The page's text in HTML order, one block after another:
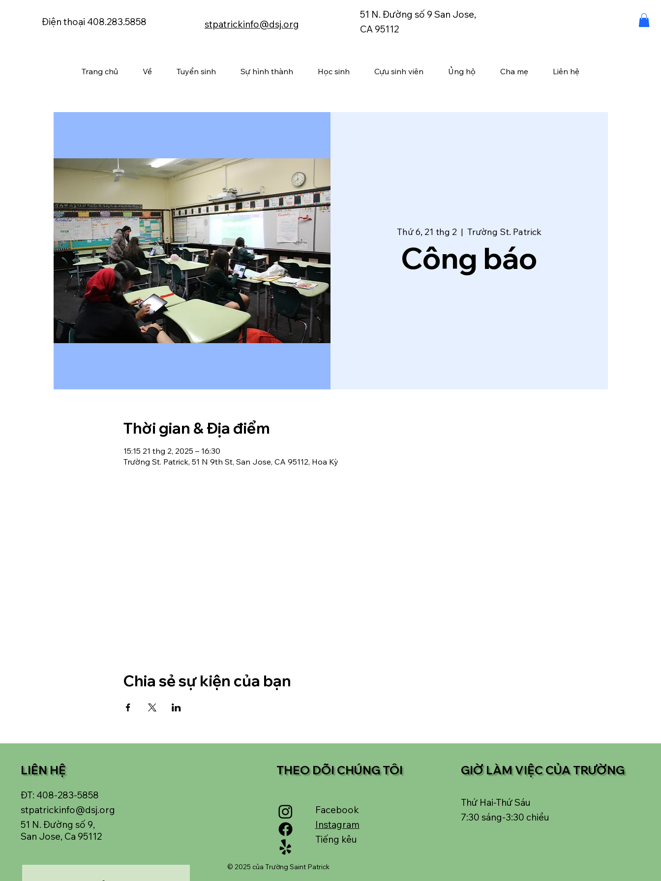
Điện thoại 408.283.5858 stpatrickinfo@dsj.org
51 N. Đường số 9 San Jose,
CA 95112
Trang chủ Về Tuyển sinh Sự hình thành Học sinh Cựu sinh viên Ủng hộ Cha mẹ Liên hệ
Thứ 6, 21 thg 2
  |
Trường St. Patrick
Công báo
Thời gian & Địa điểm
15:15 21 thg 2, 2025 – 16:30
Trường St. Patrick, 51 N 9th St, San Jose, CA 95112, Hoa Kỳ
Chia sẻ sự kiện của bạn
LIÊN HỆ
ĐT: 408-283-5858
stpatrickinfo@dsj.org
51 N. Đường số 9,
San Jose, Ca 95112
Facebook
Instagram
Tiếng kêu
THEO DÕI CHÚNG TÔI
© 2025 của Trường Saint Patrick
GIỜ LÀM VIỆC CỦA TRƯỜNG
Thứ Hai-Thứ Sáu
7:30 sáng-3:30 chiều